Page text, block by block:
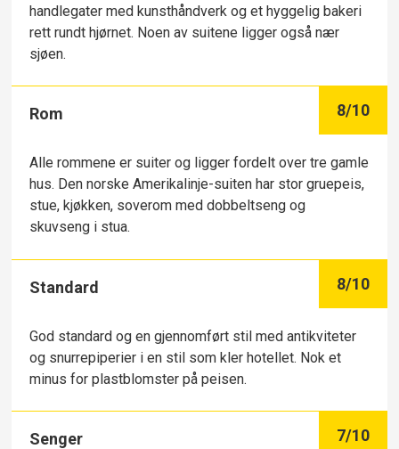
handlegater med kunsthåndverk og et hyggelig bakeri
rett rundt hjørnet. Noen av suitene ligger også nær
sjøen.
Rom 8/10
Alle rommene er suiter og ligger fordelt over tre gamle
hus. Den norske Amerikalinje-suiten har stor gruepeis,
stue, kjøkken, soverom med dobbeltseng og
skuvseng i stua.
Standard 8/10
God standard og en gjennomført stil med antikviteter
og snurrepiperier i en stil som kler hotellet. Nok et
minus for plastblomster på peisen.
Senger 7/10